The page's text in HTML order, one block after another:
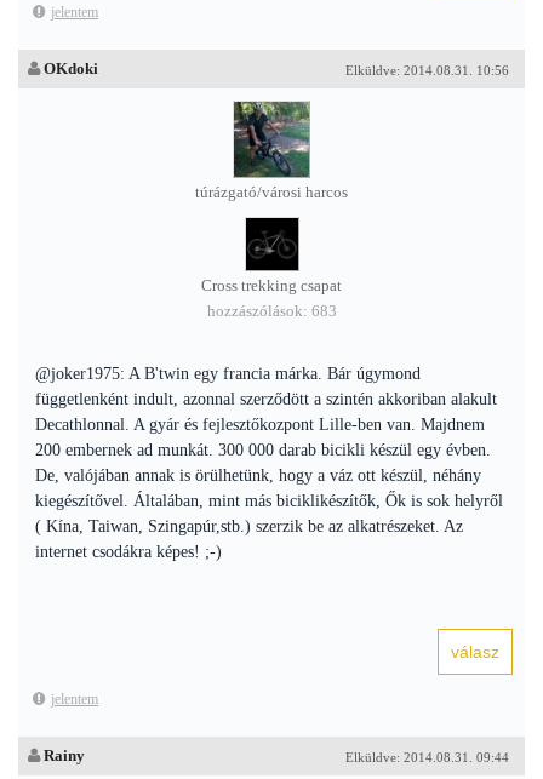
jelentem
Elküldve: 2014.08.31. 10:56
OKdoki
túrázgató/városi harcos
Cross trekking csapat
hozzászólások: 683
@joker1975: A B'twin egy francia márka. Bár úgymond
függetlenként indult, azonnal szerződött a szintén akkoriban alakult
Decathlonnal. A gyár és fejlesztőkozpont Lille-ben van. Majdnem
200 embernek ad munkát. 300 000 darab bicikli készül egy évben.
De, valójában annak is örülhetünk, hogy a váz ott készül, néhány
kiegészítővel. Általában, mint más biciklikészítők, Ők is sok helyről
( Kína, Taiwan, Szingapúr,stb.) szerzik be az alkatrészeket. Az
internet csodákra képes! ;-)
jelentem
Elküldve: 2014.08.31. 09:44
Rainy